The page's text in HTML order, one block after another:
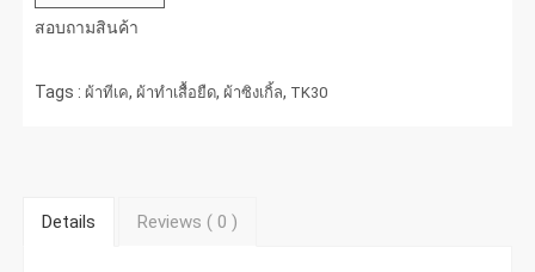
สอบถามสินค้า
Tags :ผ้าทีเค,ผ้าทำเสื้อยืด,ผ้าซิงเกิ้ล, TK30
Details Reviews ( 0)